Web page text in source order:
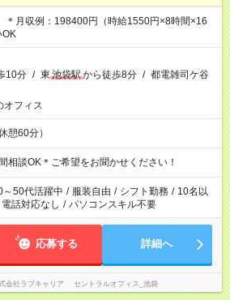
月収例：198400円（時給1550円×8時間×16
10分 / 東 池袋駅から徒歩8分 / 都電雑司ケ谷
オフィス
憩60分）
談OK＊ご希望をお聞かせください！
～50代活躍中 / 服装自由 / シフト勤務 / 10名以
電話対応なし / パソコンスキル不要
応募する 詳細へ
会社ラブキャリア セントラルオフィス_池袋